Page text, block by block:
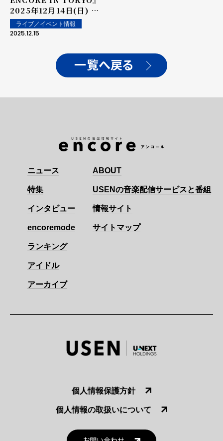
2025年12月14日(日) オ
フィシャルライブレポート
ME:Iが2025年ラストの
を目前に成長した姿を見
せ、2万人超のファンが熱
狂 「皆さんの希望の光にな
ライブ／イベント情報
2025.12.15
一覧へ戻る
ニュース
特集
インタビュー
encoremode
ランキング
アイドル
アーカイブ
ABOUT
USENの音楽配信サービスと番組
情報サイト
サイトマップ
個人情報保護方針
個人情報の取扱いについて